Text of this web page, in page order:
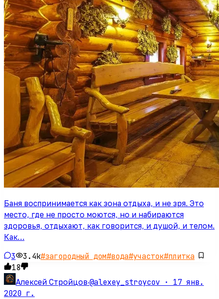
Баня воспринимается как зона отдыха, и не зря. Это
место, где не просто моются, но и набираются
здоровья, отдыхают, как говорится, и душой, и телом.
Как…
3 3.4k#загородный дом#вода#участок#плитка
18
Алексей Стройцов·@alexey_stroycov · 17 янв.
2020 г.